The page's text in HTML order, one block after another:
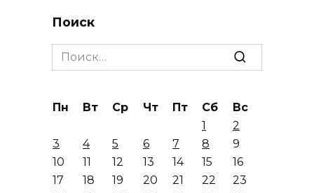
Поиск
Search
for:
Пн Вт Ср Чт Пт Сб
Вс
1
2
3
4 5 6 7 8
9
10
11 12 13 14 15
16
17
18 19 20 21 22
23